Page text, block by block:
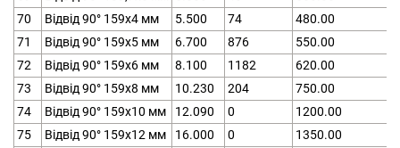
70
Відвід 90° 159х4 мм 5.500 74
480.00
71
Відвід 90° 159х5 мм 6.700 876
550.00
72
Відвід 90° 159х6 мм 8.100 1182
620.00
73
Відвід 90° 159х8 мм 10.230 204
750.00
74
Відвід 90° 159х10 мм 12.090 0
1200.00
75
Відвід 90° 159х12 мм 16.000 0
1350.00